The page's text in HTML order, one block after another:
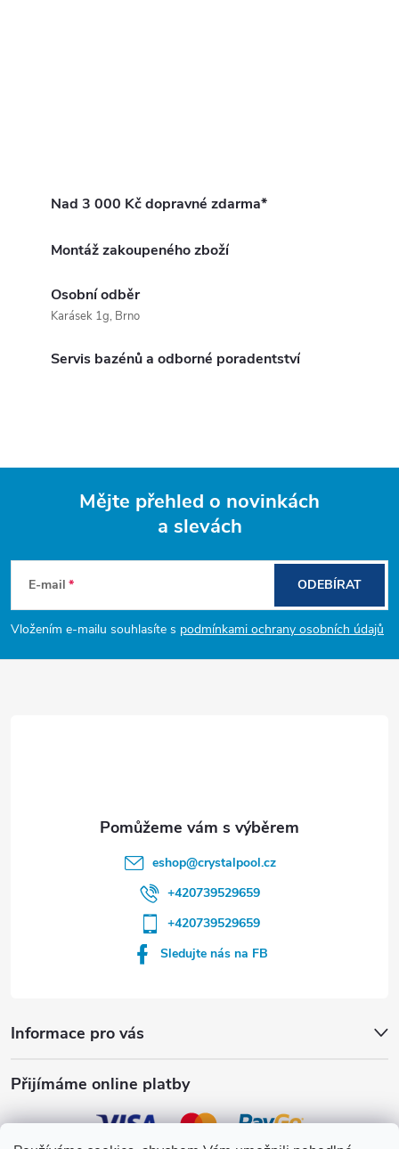
Nad 3 000 Kč dopravné zdarma*
Montáž zakoupeného zboží
Osobní odběr
Karásek 1g, Brno
Servis bazénů a odborné poradentství
p
Mějte přehled o novinkách
a slevách
E-mail
Vložením e-mailu souhlasíte s podmínkami ochrany osobních údajů
ODEBÍRAT
Informace pro vás
Přijímáme online platby
eshop@crystalpool.cz
+420739529659
+420739529659
Sledujte nás na FB